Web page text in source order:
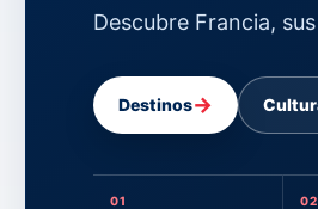
Descubre Francia,
Destinos→
01 02